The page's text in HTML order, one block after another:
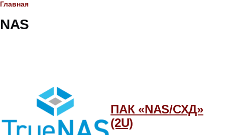
Строка
навигации
Главная
NAS
ПАК «NAS/СХД»
(2U)